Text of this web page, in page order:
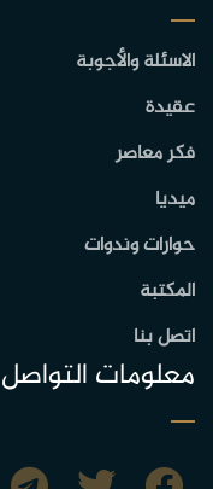
الاسئلة والأجوبة
عقيدة
فكر معاصر
ميديا
حوارات وندوات
المكتبة
اتصل بنا
معلومات التواصل